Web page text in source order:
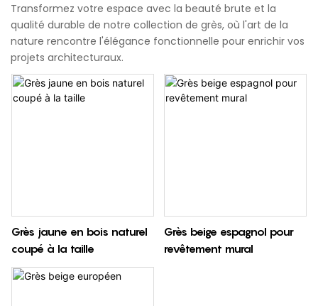
Transformez votre espace avec la beauté brute et la
qualité durable de notre collection de grès, où l'art de la
nature rencontre l'élégance fonctionnelle pour enrichir vos
projets architecturaux.
Grès jaune en bois naturel
coupé à la taille
Grès beige espagnol pour
revêtement mural